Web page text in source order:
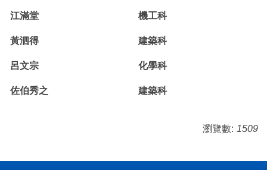
江滿堂 機工科
黃泗得 建築科
呂文宗 化學科
佐伯秀之 建築科
瀏覽數: 1509